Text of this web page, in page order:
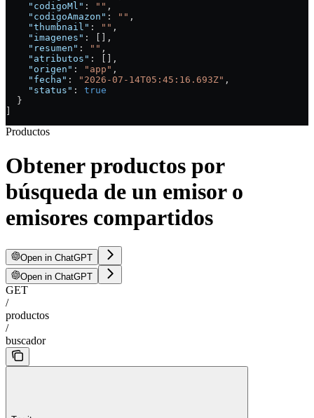
    "codigoMl"
: "" ,
    "codigoAmazon"
: "" ,
    "thumbnail"
: "" ,
    "imagenes"
: [],
    "resumen"
: "" ,
    "atributos"
: [],
    "origen"
: "app" ,
    "fecha"
: "2026-07-14T05:45:16.693Z" ,
    "status"
: true
  }
]
Productos
Obtener productos por
búsqueda de un emisor o
emisores compartidos
Open in ChatGPT
Open in ChatGPT
GET
/
productos
/
buscador